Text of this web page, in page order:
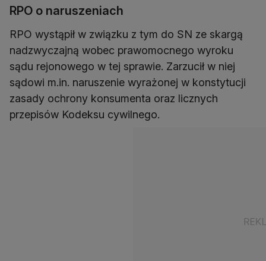
RPO o naruszeniach
RPO wystąpił w związku z tym do SN ze skargą
nadzwyczajną wobec prawomocnego wyroku
sądu rejonowego w tej sprawie. Zarzucił w niej
sądowi m.in. naruszenie wyrażonej w konstytucji
zasady ochrony konsumenta oraz licznych
przepisów Kodeksu cywilnego.